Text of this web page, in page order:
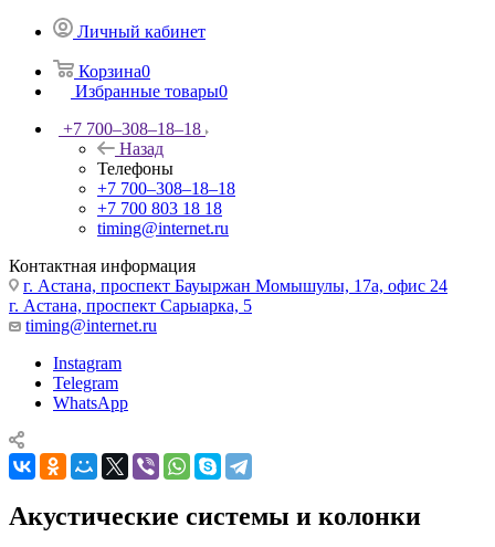
Личный кабинет
Корзина0
Избранные товары0
+7 700‒308‒18‒18
Назад
Телефоны
+7 700‒308‒18‒18
+7 700 803 18 18
timing@internet.ru
Контактная информация
г. Астана, проспект Бауыржан Момышулы, 17а, офис 24
г. Астана, проспект Сарыарка, 5
timing@internet.ru
Instagram
Telegram
WhatsApp
Акустические системы и колонки